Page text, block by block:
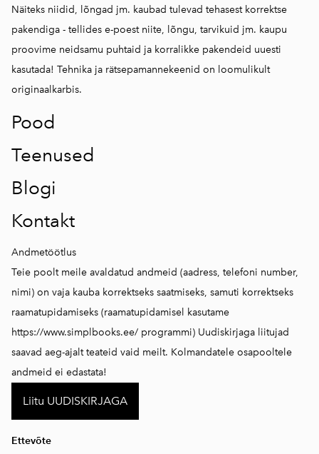
Näiteks niidid, lõngad jm. kaubad tulevad tehasest korrektse
pakendiga - tellides e-poest niite, lõngu, tarvikuid jm. kaupu
proovime neidsamu puhtaid ja korralikke pakendeid uuesti
kasutada! Tehnika ja rätsepamannekeenid on loomulikult
originaalkarbis.
Pood
Teenused
Blogi
Kontakt
Andmetöötlus
Teie poolt meile avaldatud andmeid (aadress, telefoni number,
nimi) on vaja kauba korrektseks saatmiseks, samuti korrektseks
raamatupidamiseks (raamatupidamisel kasutame
https://www.simplbooks.ee/ programmi) Uudiskirjaga liitujad
saavad aeg-ajalt teateid vaid meilt. Kolmandatele osapooltele
andmeid ei edastata!
Liitu UUDISKIRJAGA
Ettevõte